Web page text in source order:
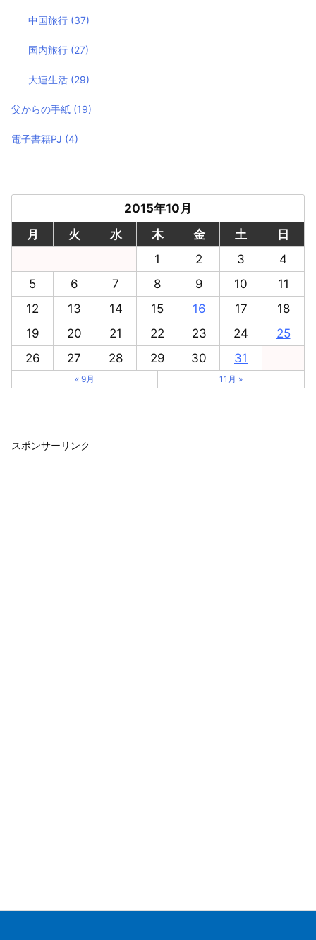
中国旅行 (37)
国内旅行 (27)
大連生活 (29)
父からの手紙 (19)
電子書籍PJ (4)
2015年10月
月
火 水 木 金 土
日
1
2 3
4
5
6 7 8 9 10
11
12
13 14 15 16 17
18
19
20 21 22 23 24
25
26
27 28 29 30 31
« 9月 11月 »
スポンサーリンク